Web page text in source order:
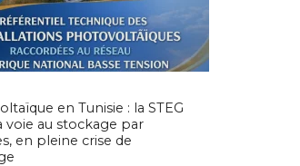
en Tunisie : la STEG
voie au stockage par
en pleine crise de